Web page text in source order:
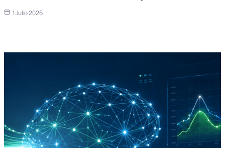
1 Julio 2026